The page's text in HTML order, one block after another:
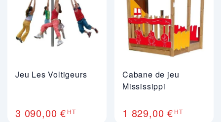
Jeu Les Voltigeurs
3 090,00 € HT
Cabane de jeu
Mississippi
1 829,00 € HT